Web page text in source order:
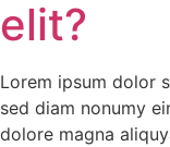
elit?
Lorem ipsum dolor
sed diam nonumy
dolore magna